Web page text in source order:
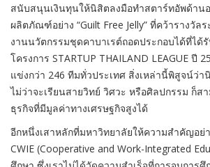
สนับสนุนเงินทุนให้นิสิตลงมือทำสตาร์ทอัพด้านอ
ผลิตภัณฑ์อย่าง “Guilt Free Jelly” ที่คว้ารางวัล
งานนวัตกรรมชุดคาบาเรต์ถอดประกอบได้ที่ได้
โครงการ STARTUP THAILAND LEAGUE ปี
แข่งกว่า 246 ทีมทั่วประเทศ สิ่งเหล่านี้พิสูจน์ว่
ไม่ว่าจะเรียนสายวิทย์ วิศวะ หรือศิลปกรรม ก็สา
ธุรกิจที่มีมูลค่าทางเศรษฐกิจสูงได้
อีกหนึ่งเสาหลักที่มหาวิทยาลัยให้ความสำคัญอย่
CWIE (Cooperative and Work-Integrated